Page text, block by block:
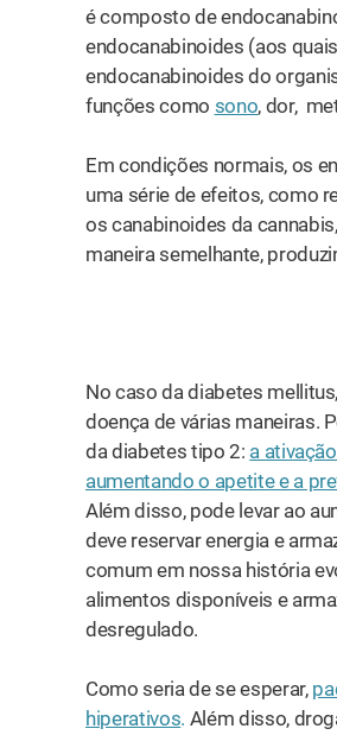
é composto de
endocanabinoides (aos
endocanabinoides do
funções como sono, dor,
Em condições normais, os
uma série de efeitos, como
os canabinoides da
maneira semelhante,
No caso da diabetes
doença de várias maneiras.
da diabetes tipo 2: a
aumentando o apetite e a
Além disso, pode levar ao
deve reservar energia e
comum em nossa história
alimentos disponíveis e
desregulado.
Como seria de se esperar,
hiperativos. Além disso,